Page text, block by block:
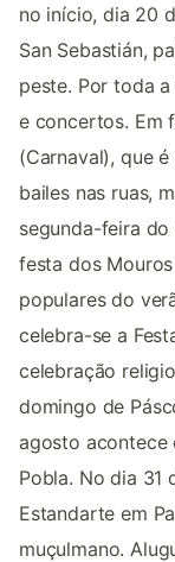
no início, dia 20
San Sebastián,
peste. Por toda
e concertos. Em
(Carnaval), que
bailes nas ruas,
segunda-feira do
festa dos
populares do
celebra-se a
celebração
domingo de
agosto acontece
Pobla. No dia 31
Estandarte em
muçulmano.